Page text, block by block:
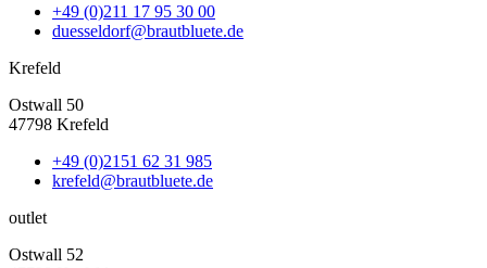
+49 (0)211 17 95 30 00
duesseldorf@brautbluete.de
Krefeld
Ostwall 50
47798 Krefeld
+49 (0)2151 62 31 985
krefeld@brautbluete.de
outlet
Ostwall 52